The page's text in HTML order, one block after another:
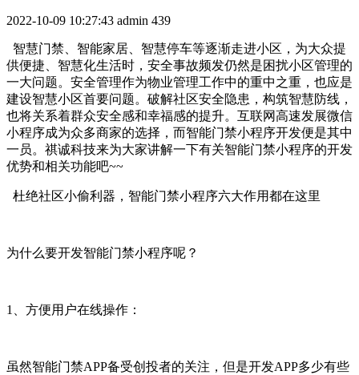
2022-10-09 10:27:43 admin 439
智慧门禁、智能家居、智慧停车等逐渐走进小区，为大众提
供便捷、智慧化生活时，安全事故频发仍然是困扰小区管理的
一大问题。安全管理作为物业管理工作中的重中之重，也应是
建设智慧小区首要问题。破解社区安全隐患，构筑智慧防线，
也将关系着群众安全感和幸福感的提升。互联网高速发展微信
小程序成为众多商家的选择，而智能门禁小程序开发便是其中
一员。祺诚科技来为大家讲解一下有关智能门禁小程序的开发
优势和相关功能吧~~
杜绝社区小偷利器，智能门禁小程序六大作用都在这里
为什么要开发智能门禁小程序呢？
1、方便用户在线操作：
虽然智能门禁APP备受创投者的关注，但是开发APP多少有些